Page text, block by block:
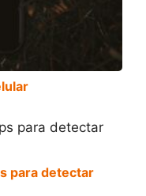
para detectar